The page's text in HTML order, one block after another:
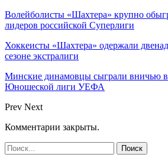
Волейболисты «Шахтера» крупно
лидеров российской Суперлиги
Хоккеисты «Шахтера» одержали
сезоне экстралиги
Минские динамовцы сыграли вничью
Юношеской лиги УЕФА
Prev Next
Комментарии закрыты.